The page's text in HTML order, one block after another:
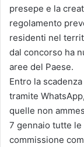
presepe e la
regolamento
residenti nel
dal concorso ha
aree del Paese.
Entro la
tramite
quelle non
7 gennaio tutte
commissione